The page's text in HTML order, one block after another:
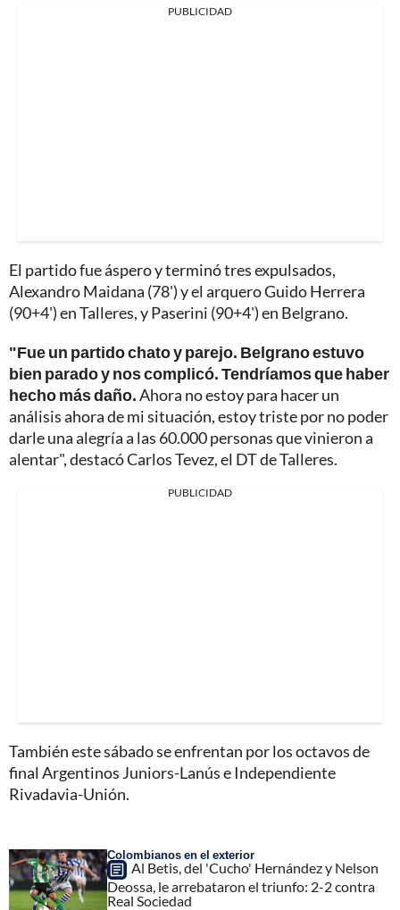
PUBLICIDAD
El partido fue áspero y terminó tres expulsados,
Alexandro Maidana (78') y el arquero Guido Herrera
(90+4') en Talleres, y Paserini (90+4') en Belgrano.
"Fue un partido chato y parejo. Belgrano estuvo
bien parado y nos complicó. Tendríamos que haber
hecho más daño.Ahora no estoy para hacer un
análisis ahora de mi situación, estoy triste por no poder
darle una alegría a las 60.000 personas que vinieron a
alentar", destacó Carlos Tevez, el DT de Talleres.
PUBLICIDAD
También este sábado se enfrentan por los octavos de
final Argentinos Juniors-Lanús e Independiente
Rivadavia-Unión.
Colombianos en el exterior
Al Betis, del 'Cucho' Hernández y Nelson
Deossa, le arrebataron el triunfo: 2-2 contra
Real Sociedad